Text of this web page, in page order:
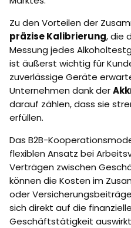
Zu den Vorteilen der
präzise Kalibrierung, die
Messung jedes
ist äußerst wichtig für
zuverlässige Geräte
Unternehmen dank der
darauf zählen, dass sie
erfüllen.
Das B2B-
flexiblen Ansatz bei
Verträgen zwischen
können die Kosten im
oder
sich direkt auf die
Geschäftstätigkeit